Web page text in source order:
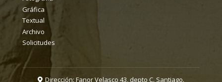
Gráfica
Textual
Archivo
Solicitudes
Dirección: Fanor Velasco 43, depto C. Santiago.